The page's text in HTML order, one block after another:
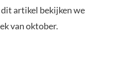
artikel bekijken we
van oktober.